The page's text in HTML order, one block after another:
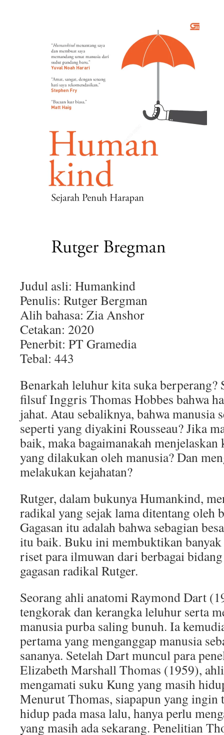
Judul asli: Humankind
Penulis: Rutger Bergman
Alih bahasa: Zia Anshor
Cetakan: 2020
Penerbit: PT Gramedia
Tebal: 443
Benarkah leluhur kita suka berperang?
filsuf Inggris Thomas Hobbes bahwa
jahat. Atau sebaliknya, bahwa manusia
seperti yang diyakini Rousseau? Jika
baik, maka bagaimanakah menjelaskan
yang dilakukan oleh manusia? Dan
melakukan kejahatan?
Rutger, dalam bukunya Humankind,
radikal yang sejak lama ditentang oleh
Gagasan itu adalah bahwa sebagian
itu baik. Buku ini membuktikan
riset para ilmuwan dari berbagai
gagasan radikal Rutger.
Seorang ahli anatomi Raymond Dart
tengkorak dan kerangka leluhur serta
manusia purba saling bunuh. Ia
pertama yang menganggap manusia
sananya. Setelah Dart muncul para
Elizabeth Marshall Thomas (1959),
mengamati suku Kung yang masih
Menurut Thomas, siapapun yang ingin
hidup pada masa lalu, hanya perlu
yang masih ada sekarang. Penelitian